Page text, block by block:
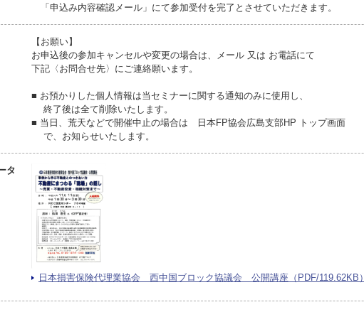
「申込み内容確認メール」にて参加受付を完了とさせていただきます。
【お願い】
お申込後の参加キャンセルや変更の場合は、メール 又は お電話にて
下記〈お問合せ先〉にご連絡願います。
■ お預かりした個人情報は当セミナーに関する通知のみに使用し、
終了後は全て削除いたします。
■ 当日、荒天などで開催中止の場合は 日本FP協会広島支部HP トップ画面
で、お知らせいたします。
タ
日本損害保険代理業協会 西中国ブロック協議会 公開講座（PDF/119.62KB）